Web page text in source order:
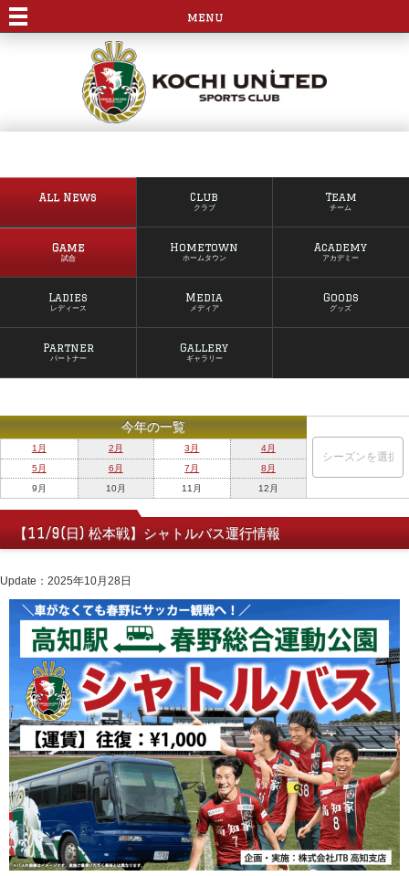
menu
All News Club
クラブ
Team
チーム
Game
試合
Hometown
ホームタウン
Academy
アカデミー
Ladies
レディース
Media
メディア
Goods
グッズ
Partner
パートナー
Gallery
ギャラリー
今年の一覧
1月 2月 3月
4月
5月
6月 7月
8月
9月
10月 11月 12月
【11/9(日) 松本戦】シャトルバス運行情報
Update：2025年10月28日